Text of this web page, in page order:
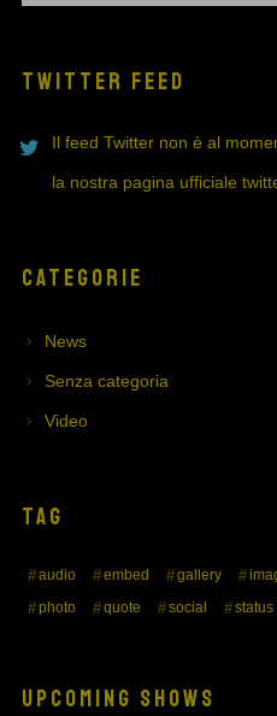
TWITTER FEED
Il feed Twitter non è al
la nostra pagina ufficiale
CATEGORIE
News
Senza categoria
Video
TAG
audio embed gallery
photo
quote social status
UPCOMING SHOWS